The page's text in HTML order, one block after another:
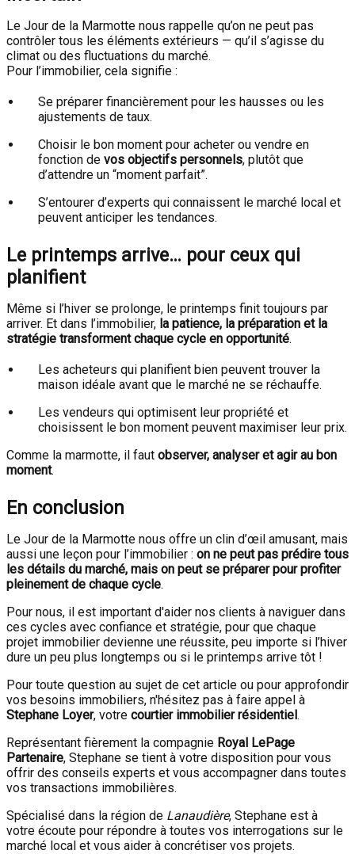
Le Jour de la Marmotte nous rappelle qu’on ne peut pas
contrôler tous les éléments extérieurs — qu’il s’agisse du
climat ou des fluctuations du marché.
Pour l’immobilier, cela signifie :
Se préparer financièrement pour les hausses ou les
ajustements de taux.
Choisir le bon moment pour acheter ou vendre en
fonction de vos objectifs personnels, plutôt que
d’attendre un “moment parfait”.
S’entourer d’experts qui connaissent le marché local et
peuvent anticiper les tendances.
Le printemps arrive… pour ceux qui
planifient
Même si l’hiver se prolonge, le printemps finit toujours par
arriver. Et dans l’immobilier, la patience, la préparation et la
stratégie transforment chaque cycle en opportunité.
Les acheteurs qui planifient bien peuvent trouver la
maison idéale avant que le marché ne se réchauffe.
Les vendeurs qui optimisent leur propriété et
choisissent le bon moment peuvent maximiser leur prix.
Comme la marmotte, il faut observer, analyser et agir au bon
moment.
En conclusion
Le Jour de la Marmotte nous offre un clin d’œil amusant, mais
aussi une leçon pour l’immobilier : on ne peut pas prédire tous
les détails du marché, mais on peut se préparer pour profiter
pleinement de chaque cycle.
Pour nous, il est important d'aider nos clients à naviguer dans
ces cycles avec confiance et stratégie, pour que chaque
projet immobilier devienne une réussite, peu importe si l’hiver
dure un peu plus longtemps ou si le printemps arrive tôt !
Pour toute question au sujet de cet article ou pour approfondir
vos besoins immobiliers, n'hésitez pas à faire appel à
Stephane Loyer, votre courtier immobilier résidentiel.
Représentant fièrement la compagnie Royal LePage
Partenaire, Stephane se tient à votre disposition pour vous
offrir des conseils experts et vous accompagner dans toutes
vos transactions immobilières.
Spécialisé dans la région de Lanaudière, Stephane est à
votre écoute pour répondre à toutes vos interrogations sur le
marché local et vous aider à concrétiser vos projets.